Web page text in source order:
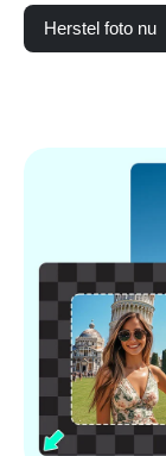
Herstel foto nu